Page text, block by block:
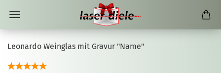
Leonardo Weinglas mit Gravur "Name"